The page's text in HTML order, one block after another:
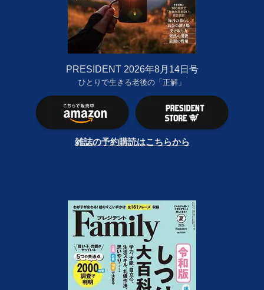
PRESIDENT 2026年8月14日号
ひとりで生きる老後の「正解」
雑誌の予約購読はこちらから